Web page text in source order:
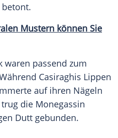
Mustern können Sie
waren passend zum
Casiraghis Lippen
auf ihren Nägeln
die Monegassin
Dutt gebunden.